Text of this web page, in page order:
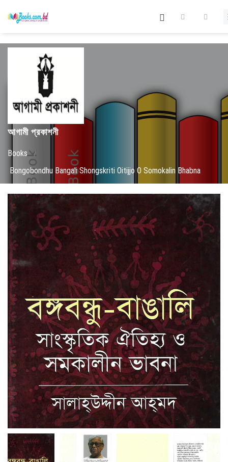
আগামী প্রকাশনী
Books
/
Bongobondhu Bangali Shongskriti Oitijjo O Somokalin Bhabna